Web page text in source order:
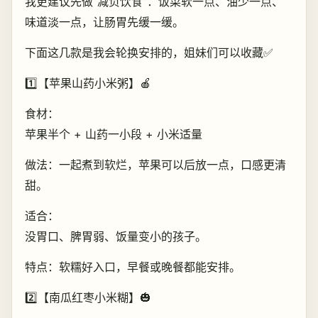
味道淡一点，让肠胃先缓一缓。
下面这几款是我会轮换安排的，姐妹们可以收藏✅
1️⃣【苹果山药小米粥】🍎
食材：
苹果半个 + 山药一小段 + 小米适量
做法：一起煮到软烂，苹果可以后放一点，口感更清
甜。
适合：
没胃口、脾胃弱、饭量变小的孩子。
特点：软糯好入口，早餐或晚餐都能安排。
2️⃣【南瓜红枣小米糊】🎃